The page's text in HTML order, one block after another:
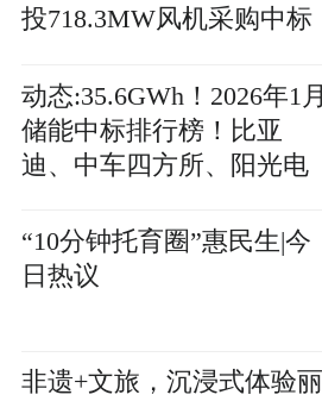
投718.3MW风机采购中标
动态:35.6GWh！2026年1月
储能中标排行榜！比亚
迪、中车四方所、阳光电
源、远景能源等名列前茅
“10分钟托育圈”惠民生|今
日热议
非遗+文旅，沉浸式体验丽